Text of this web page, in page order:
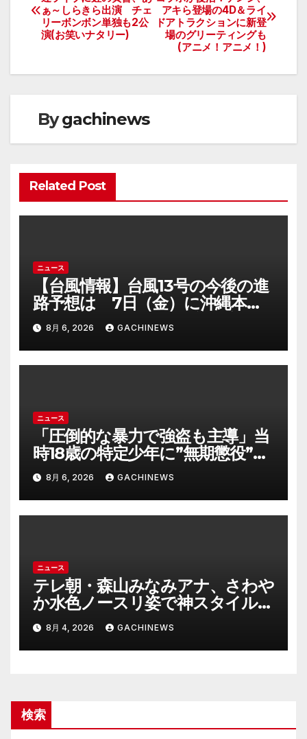
稿
ナ
ビ
ー
ョ
ン
アキら登場の4D＆ライ
ドアトラクションに新登
場のグリーティングも
(アニメ！アニメ！)
ぁ～しらきら出演 チェ
リーボンボン単独も2公
演(お笑いナタリー)
Bygachinews
Related Post
ニュース
【台風情報】台風13号の今後の進
路予想は 7日（金）に沖縄本島
に直撃するおそれ 一部の家屋が
倒壊するおそれがある猛烈な風が
吹く見込み(FNNプライムオンラ
イン)
8月 6, 2026 GACHINEWS
ニュース
「圧倒的な暴力で強盗も主導」当
時18歳の特定少年に”無期懲役”求
刑の背景『年齢の若さで説明でき
ないほど悪質だと検察が判断』＜
元裁判官が解説＞全国的に見ても
異例のケース_8月7日判決の行方
8月 6, 2026 GACHINEWS
ニュース
テレ朝・森山みなみアナ、さわや
か水色ノースリ姿で神スタイル炸
裂 「爽やかで可愛い」「最上級
にお似合い」(J-CASTニュース)
8月 4, 2026 GACHINEWS
検索